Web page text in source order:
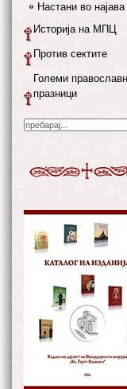
Настани во најава
Историја на МПЦ
Против сектите
Големи
празници